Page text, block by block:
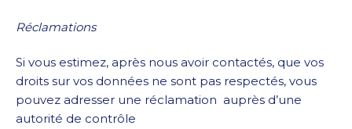
Réclamations
Si vous estimez, après nous avoir contactés, que vos
droits sur vos données ne sont pas respectés, vous
pouvez adresser une réclamation auprès d’une
autorité de contrôle